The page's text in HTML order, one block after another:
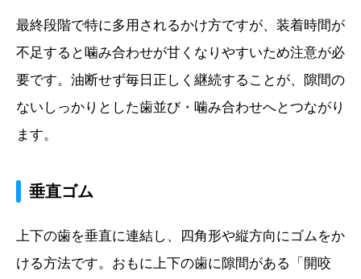
最終段階で特に多用されるかけ方ですが、装着時間が
不足すると噛み合わせが甘くなりやすいため注意が必
要です。油断せず毎日正しく継続することが、隙間の
ないしっかりとした歯並び・噛み合わせへとつながり
ます。
垂直ゴム
上下の歯を垂直に連結し、四角形や縦方向にゴムをか
ける方法です。おもに上下の歯に隙間がある「開咬